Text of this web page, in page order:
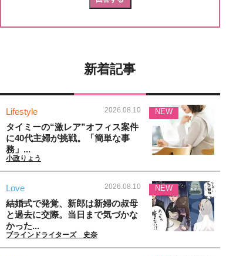
新着記事
Lifestyle 2026.08.10
タイミーの“激レア”オフィス案件
に40代主婦が挑戦。「簡単な事
務」...
小政りょう
NEW
Love 2026.08.10
結婚式で発覚、新郎は新婦の叔母
と過去に交際。当日まで気づかな
かった...
ブラインドライターズ 史奈
NEW